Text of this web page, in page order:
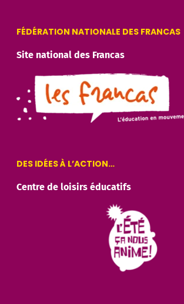
FÉDÉRATION NATIONALE DES FRANCAS
Site national des Francas
DES IDÉES À L’ACTION…
Centre de loisirs éducatifs